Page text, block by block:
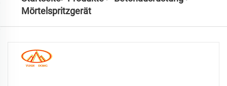
Mörtelspritzgerät